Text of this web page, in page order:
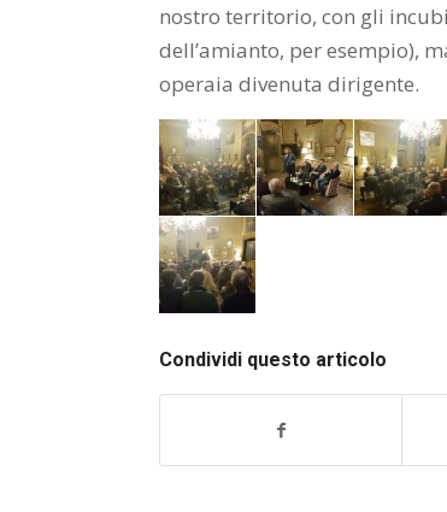
nostro territorio, con gli
dell’amianto, per esempio),
operaia divenuta dirigente.
Condividi questo articolo